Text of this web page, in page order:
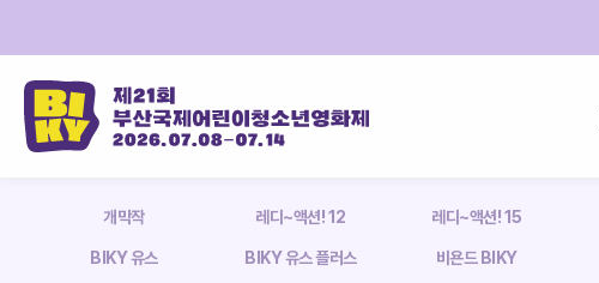
개막작 레디~액션! 12 레디~액션! 15
BIKY 유스 BIKY 유스 플러스 비욘드 BIKY